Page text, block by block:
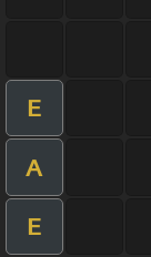
E
A
E